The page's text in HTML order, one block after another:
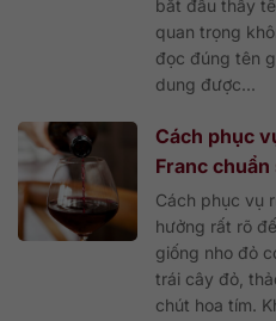
bắt đầu thấy
quan trọng
đọc đúng tên
dung được...
Cách phục
Franc
Cách phục vụ
hưởng rất rõ
giống nho đỏ
trái cây đỏ,
chút hoa tím.